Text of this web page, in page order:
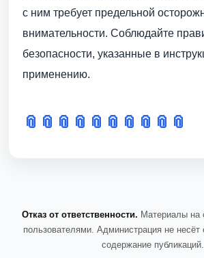
с ним требует предельной
внимательности. Соблюдайте
безопасности, указанные в
применению.
📎 📎 📎 📎 📎 📎 📎 📎 📎 📎
Отказ от ответственности. Материалы на
пользователями. Администрация не несёт
содержание публикаций.